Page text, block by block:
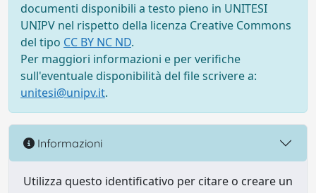
documenti disponibili a testo pieno in UNITESI
UNIPV nel rispetto della licenza Creative Commons
del tipo CC BY NC ND.
Per maggiori informazioni e per verifiche
sull'eventuale disponibilità del file scrivere a:
unitesi@unipv.it.
Informazioni
Utilizza questo identificativo per citare o creare un